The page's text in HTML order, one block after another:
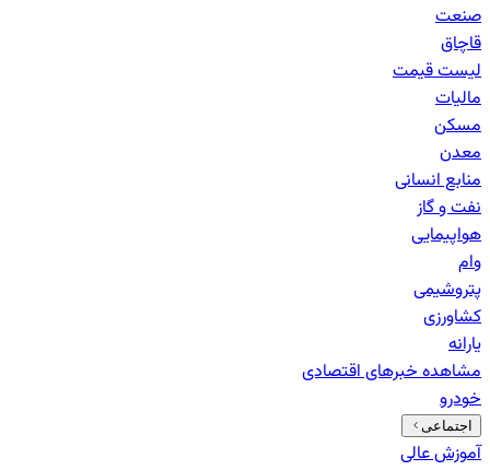
صنعت
قاچاق
لیست قیمت
مالیات
مسکن
معدن
منابع انسانی
نفت و گاز
هواپیمایی
وام
پتروشیمی
کشاورزی
یارانه
مشاهده خبرهایاقتصادی
خودرو
اجتماعی
آموزش عالی